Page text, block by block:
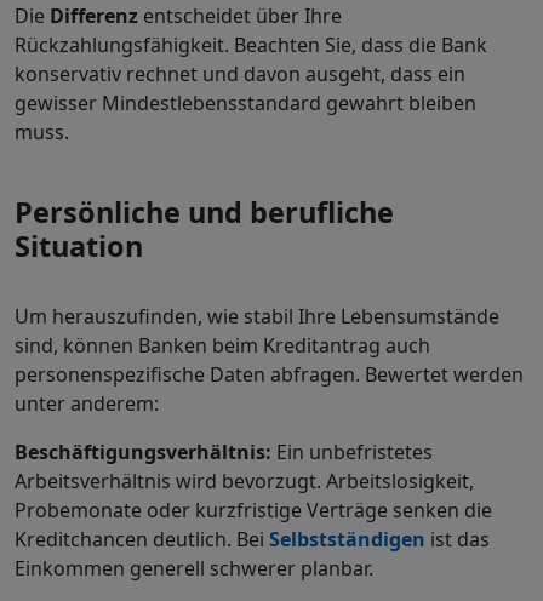
Die Differenz entscheidet über Ihre
Rückzahlungsfähigkeit. Beachten Sie, dass die Bank
konservativ rechnet und davon ausgeht, dass ein
gewisser Mindestlebensstandard gewahrt bleiben
muss.
Persönliche und berufliche
Situation
Um herauszufinden, wie stabil Ihre Lebensumstände
sind, können Banken beim Kreditantrag auch
personenspezifische Daten abfragen. Bewertet werden
unter anderem:
Beschäftigungsverhältnis: Ein unbefristetes
Arbeitsverhältnis wird bevorzugt. Arbeitslosigkeit,
Probemonate oder kurzfristige Verträge senken die
Kreditchancen deutlich. Bei Selbstständigen ist das
Einkommen generell schwerer planbar.